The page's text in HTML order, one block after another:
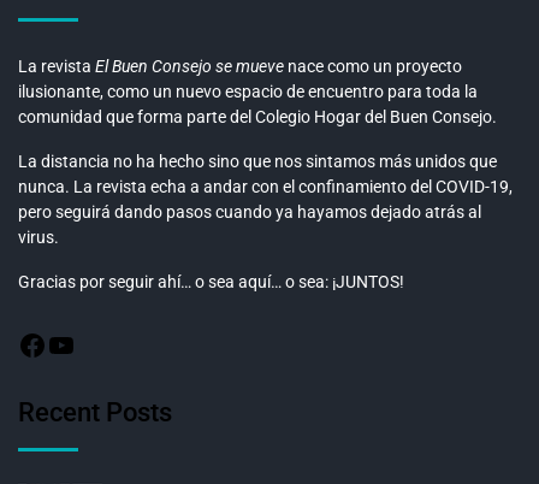
La revista El Buen Consejo se mueve nace como un proyecto
ilusionante, como un nuevo espacio de encuentro para toda la
comunidad que forma parte del Colegio Hogar del Buen Consejo.
La distancia no ha hecho sino que nos sintamos más unidos que
nunca. La revista echa a andar con el confinamiento del COVID-19,
pero seguirá dando pasos cuando ya hayamos dejado atrás al
virus.
Gracias por seguir ahí… o sea aquí… o sea: ¡JUNTOS!
Recent Posts